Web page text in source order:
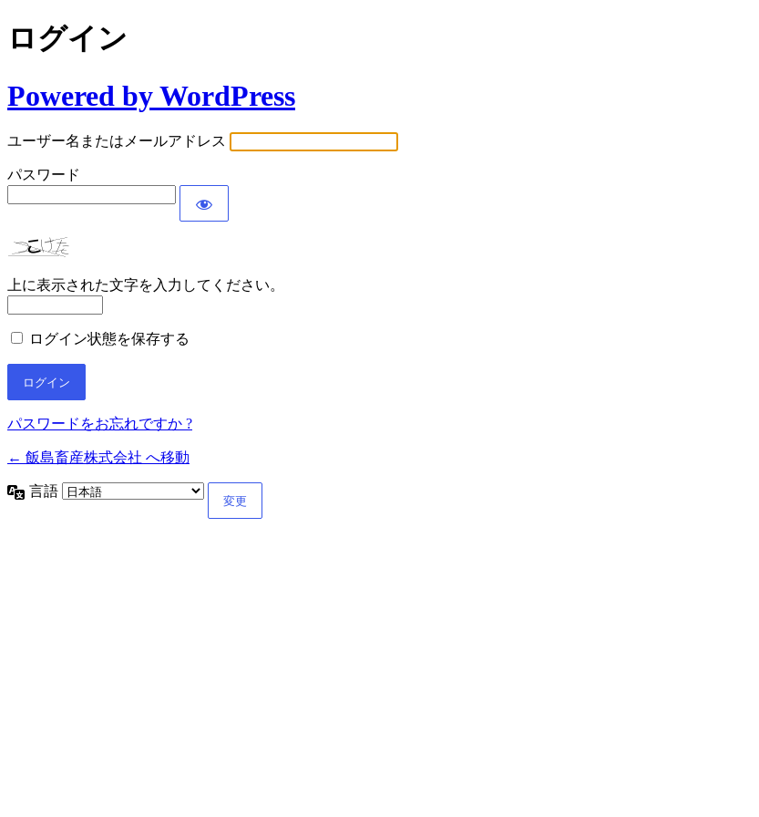
ログイン
Powered by WordPress
ユーザー名またはメールアドレス
パスワード
上に表示された文字を入力してください。
ログイン状態を保存する
パスワードをお忘れですか ?
← 飯島畜産株式会社 へ移動
言語